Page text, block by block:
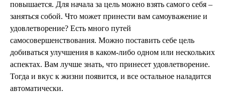
повышается. Для начала за цель можно взять самого себя –
заняться собой. Что может принести вам самоуважение и
удовлетворение? Есть много путей
самосовершенствования. Можно поставить себе цель
добиваться улучшения в каком-либо одном или нескольких
аспектах. Вам лучше знать, что принесет удовлетворение.
Тогда и вкус к жизни появится, и все остальное наладится
автоматически.